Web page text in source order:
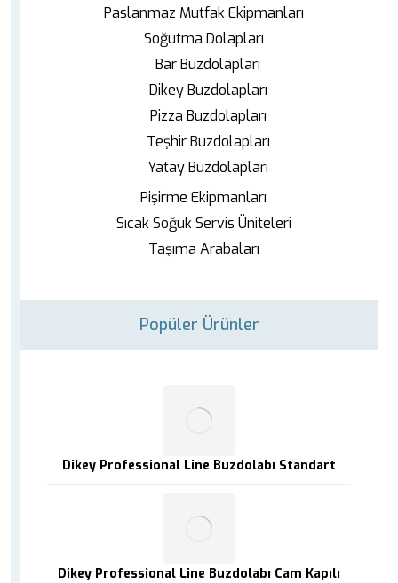
Paslanmaz Mutfak Ekipmanları
Soğutma Dolapları
Bar Buzdolapları
Dikey Buzdolapları
Pizza Buzdolapları
Teşhir Buzdolapları
Yatay Buzdolapları
Pişirme Ekipmanları
Sıcak Soğuk Servis Üniteleri
Taşıma Arabaları
Popüler Ürünler
Dikey Professional Line Buzdolabı Standart
Dikey Professional Line Buzdolabı Cam Kapılı